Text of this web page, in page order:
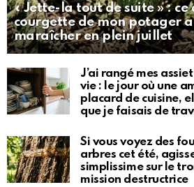
« Jette-la tout de suite » : ce
courgette de mon potager
maraîcher en plein juillet
J’ai rangé mes
vie : le jour où une
placard de cuisine,
que je faisais de
Si vous voyez des
arbres cet été,
simplissime sur le
mission destructrice